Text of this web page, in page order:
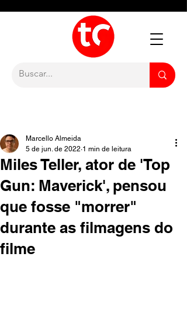
Miles Teller, ator de 'Top
Gun: Maverick', pensou
que fosse "morrer"
durante as filmagens do
filme
Marcello Almeida
5 de jun. de 2022 1 min de leitura